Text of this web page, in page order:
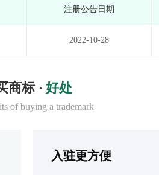
注册公告日期
2022-10-28
商标 · 好处
of buying a trademark
入驻更方便